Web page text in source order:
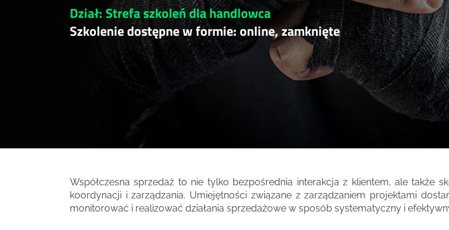
Dział: Strefa szkoleń dla handlowca
Szkolenie dostępne w formie: online, zamknięte
Współczesna sprzedaż to nie tylko bezpośrednia interakcja z klientem, ale także
koordynacji i zarządzania. Umiejętności związane z zarządzaniem projektami
monitorować i realizować działania sprzedażowe w sposób systematyczny i